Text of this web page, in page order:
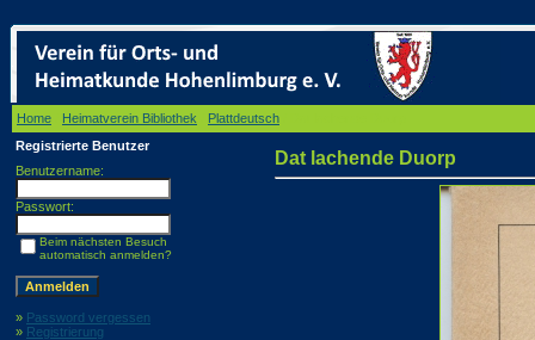
Home Heimatverein Bibliothek Plattdeutsch
Registrierte Benutzer
Benutzername:
Passwort:
Beim nächsten Besuch
automatisch anmelden?
» Password vergessen
» Registrierung
Dat lachende Duorp